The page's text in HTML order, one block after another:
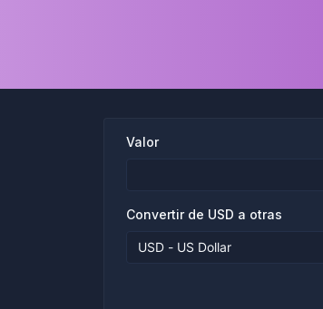
Valor
Convertir de USD a otras